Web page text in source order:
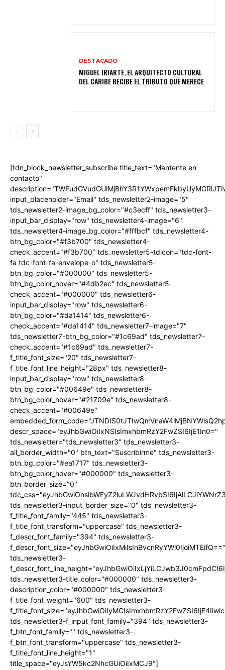
DESTACADO
MIGUEL IRIARTE, EL ARQUITECTO CULTURAL
DEL CARIBE RECIBE EL TRIBUTO QUE MERECE
[tdn_block_newsletter_subscribe title_text="Mantente en
contacto"
input_placeholder="Email" tds_newsletter2-image="5"
tds_newsletter2-image_bg_color="#c3ecff" tds_newsletter3-
input_bar_display="row" tds_newsletter4-image="6"
tds_newsletter4-image_bg_color="#fffbcf" tds_newsletter4-
btn_bg_color="#f3b700" tds_newsletter4-
check_accent="#f3b700" tds_newsletter5-tdicon="tdc-font-
fa tdc-font-fa-envelope-o" tds_newsletter5-
btn_bg_color="#000000" tds_newsletter5-
btn_bg_color_hover="#4db2ec" tds_newsletter5-
check_accent="#000000" tds_newsletter6-
input_bar_display="row" tds_newsletter6-
btn_bg_color="#da1414" tds_newsletter6-
check_accent="#da1414" tds_newsletter7-image="7"
tds_newsletter7-btn_bg_color="#1c69ad" tds_newsletter7-
check_accent="#1c69ad" tds_newsletter7-
f_title_font_size="20" tds_newsletter7-
f_title_font_line_height="28px" tds_newsletter8-
input_bar_display="row" tds_newsletter8-
btn_bg_color="#00649e" tds_newsletter8-
btn_bg_color_hover="#21709e" tds_newsletter8-
check_accent="#00649e"
descr_space="eyJhbGwiOiIxNSIsImxhbmRzY2FwZSI6IjE1In0="
tds_newsletter="tds_newsletter3" tds_newsletter3-
all_border_width="0" btn_text="Suscribirme" tds_newsletter3-
btn_bg_color="#ea1717" tds_newsletter3-
btn_bg_color_hover="#000000" tds_newsletter3-
btn_border_size="0"
tds_newsletter3-input_border_size="0" tds_newsletter3-
f_title_font_family="445" tds_newsletter3-
f_title_font_transform="uppercase" tds_newsletter3-
f_descr_font_family="394" tds_newsletter3-
f_descr_font_size="eyJhbGwiOiIxMiIsInBvcnRyYWl0IjoiMTEifQ=="
tds_newsletter3-
tds_newsletter3-title_color="#000000" tds_newsletter3-
description_color="#000000" tds_newsletter3-
f_title_font_weight="600" tds_newsletter3-
tds_newsletter3-f_input_font_family="394" tds_newsletter3-
f_btn_font_family="" tds_newsletter3-
f_btn_font_transform="uppercase" tds_newsletter3-
f_title_font_line_height="1"
title_space="eyJsYW5kc2NhcGUiOiIxMCJ9"]